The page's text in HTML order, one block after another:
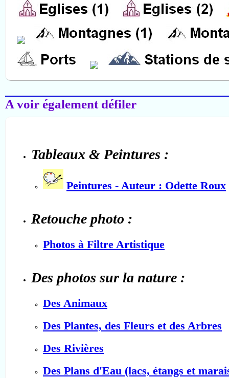
Salon-de-Provence
A voir également défiler
Tableaux & Peintures :
Peintures - Auteur : Odette Roux
Retouche photo :
Photos à Filtre Artistique
Des photos sur la nature :
Des Animaux
Des Plantes, des Fleurs et des Arbres
Des Rivières
Des Plans d'Eau (lacs, étangs et